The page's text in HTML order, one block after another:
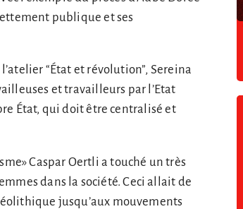
publique et ses
“État et révolution”, Sereina
et travailleurs par l’Etat
État, qui doit être centralisé et
Caspar Oertli a touché un très
dans la société. Ceci allait de
jusqu’aux mouvements